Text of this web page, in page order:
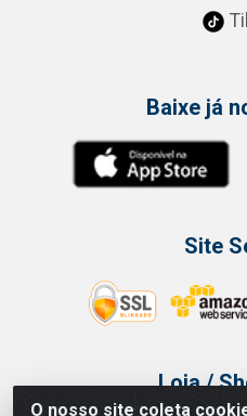
O nosso site coleta
Baixe já
Site
Loja /